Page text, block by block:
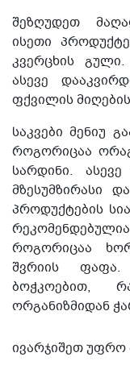
შეზღუდეთ
ისეთი
კვერცხის
ასევე
ფქვილის
საკვები მენიუ
როგორიცაა
სარდინი.
მზესუმზირასი
პროდუქტების
როგორიცაა
შვრიის
ბოჭკოებით,
ორგანიზმიდან
ივარჯიშეთ უფრო